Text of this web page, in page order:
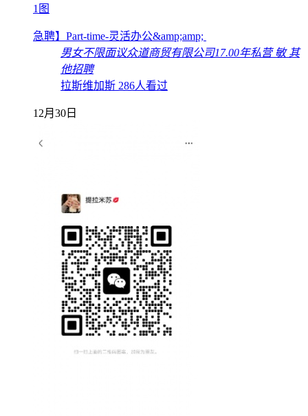
1图
急聘】Part-time-灵活办公&amp;amp;
男女不限面议众道商贸有限公司17.00年私营 敏 其
他招聘
拉斯维加斯 286人看过
12月30日